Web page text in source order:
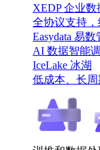
XEDP 企业数
全协议支持
Easydata 易
AI 数据智能
IceLake 冰湖
低成本、长